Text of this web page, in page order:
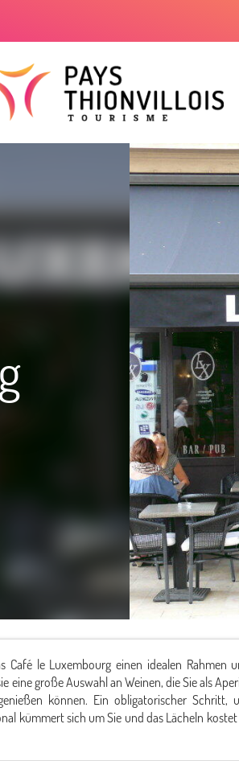
le Luxembourg einen idealen Rahmen
eine große Auswahl an Weinen, die Sie als
können. Ein obligatorischer Schritt,
kümmert sich um Sie und das Lächeln